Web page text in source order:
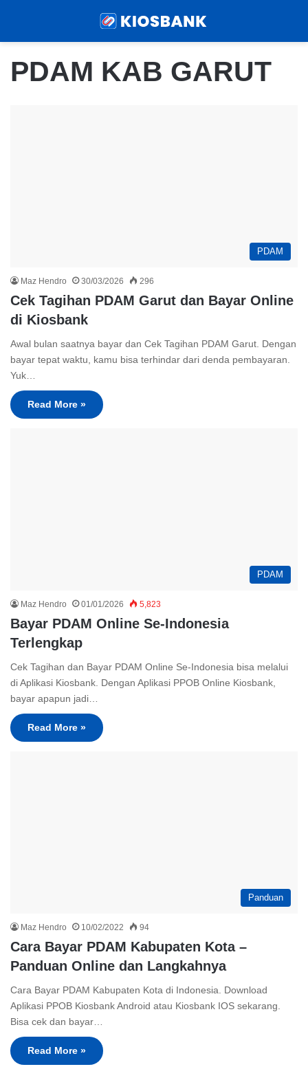
PDAM KAB GARUT
PDAM
Maz Hendro 30/03/2026 296
Cek Tagihan PDAM Garut dan Bayar Online
di Kiosbank
Awal bulan saatnya bayar dan Cek Tagihan PDAM Garut. Dengan
bayar tepat waktu, kamu bisa terhindar dari denda pembayaran.
Yuk…
Read More »
PDAM
Maz Hendro 01/01/2026 5,823
Bayar PDAM Online Se-Indonesia
Terlengkap
Cek Tagihan dan Bayar PDAM Online Se-Indonesia bisa melalui
di Aplikasi Kiosbank. Dengan Aplikasi PPOB Online Kiosbank,
bayar apapun jadi…
Read More »
Panduan
Maz Hendro 10/02/2022 94
Cara Bayar PDAM Kabupaten Kota –
Panduan Online dan Langkahnya
Cara Bayar PDAM Kabupaten Kota di Indonesia. Download
Aplikasi PPOB Kiosbank Android atau Kiosbank IOS sekarang.
Bisa cek dan bayar…
Read More »